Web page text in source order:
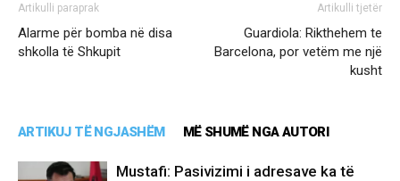
Artikulli paraprak
Alarme për bomba në disa
shkolla të Shkupit
Artikulli tjetër
Guardiola: Rikthehem te
Barcelona, por vetëm me një
kusht
ARTIKUJ TË NGJASHËM MË SHUMË NGA AUTORI
Mustafi: Pasivizimi i adresave ka të